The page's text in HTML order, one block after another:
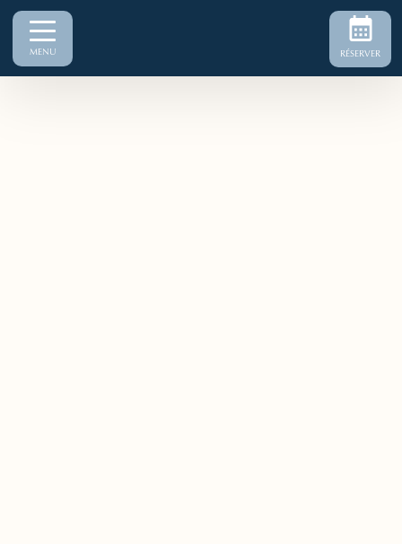
RÉSERVER
MENU